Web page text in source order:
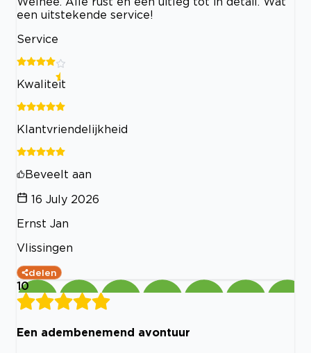
een uitstekende service!
Service
Kwaliteit
Klantvriendelijkheid
Beveelt aan
16 July 2026
Ernst Jan
Vlissingen
delen
10
Een adembenemend avontuur